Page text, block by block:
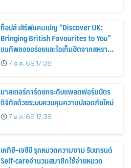
ท็อปส์ เสิร์ฟแคมเปญ “Discover UK:
Bringing British Favourites to You”
ขนทัพของอร่อยและไอเท็มฮิตจากสหราช
อาณาจักร ส่งตรงถึงมือตั้งแต่วันนี้ – 18
สิงหาคมนี้
7 ส.ค. 69 17:38
มาสเตอร์การ์ดยกระดับแพลตฟอร์มบัตร
ดิจิทัลด้วยระบบควบคุมความปลอดภัยใหม่
7 ส.ค. 69 17:36
เคทีซี–เจซีบี รุกหมวดความงาม รับเทรนด์
Self-careจำนวนสมาชิกใช้จ่ายหมวด